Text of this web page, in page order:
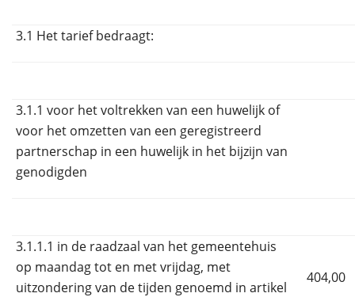
3.1 Het tarief bedraagt:
3.1.1 voor het voltrekken van een huwelijk of
voor het omzetten van een geregistreerd
partnerschap in een huwelijk in het bijzijn van
genodigden
3.1.1.1 in de raadzaal van het gemeentehuis
op maandag tot en met vrijdag, met
uitzondering van de tijden genoemd in artikel
404,00